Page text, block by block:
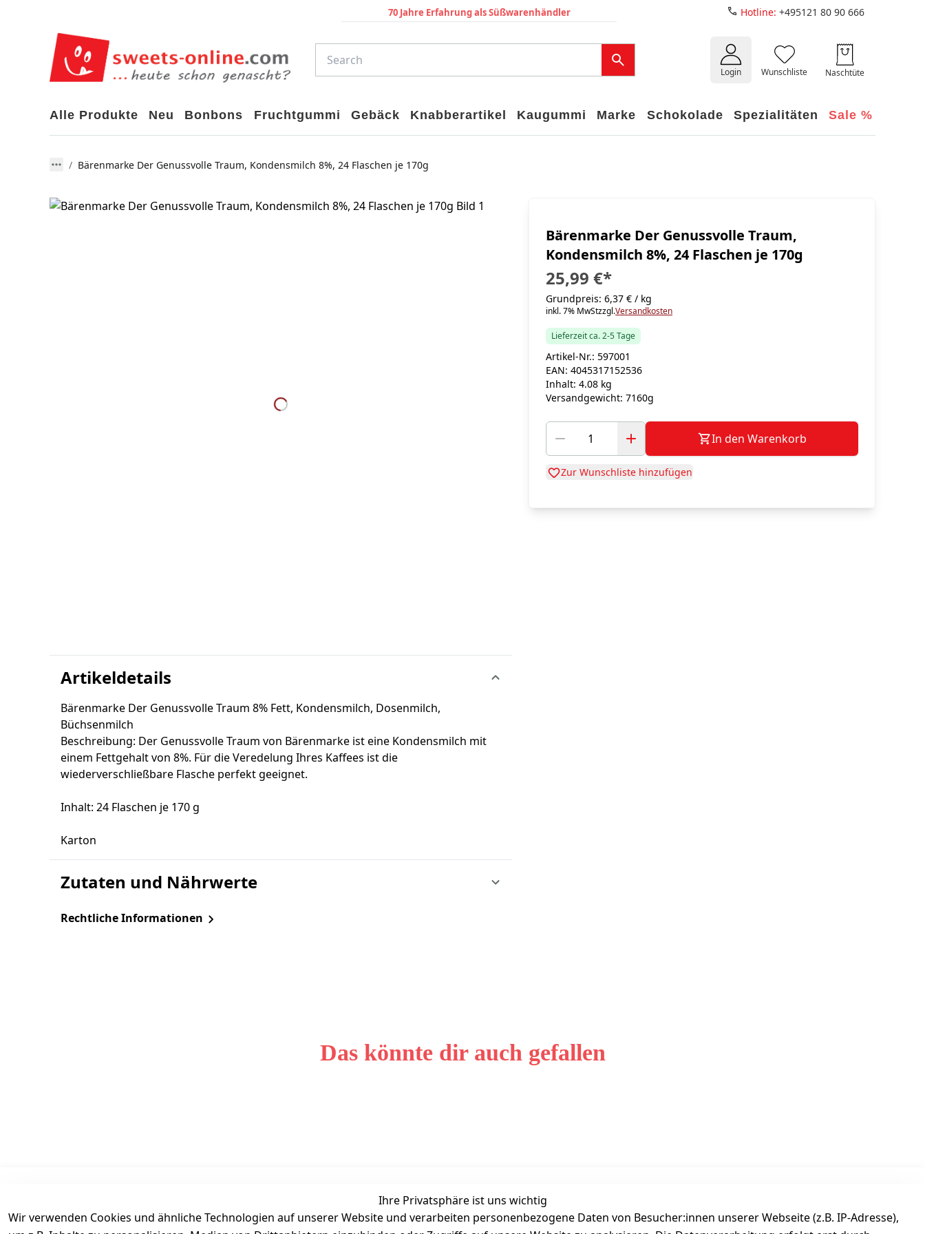
70 Jahre Erfahrung als Süßwarenhändler Hotline: +495121 80 90 666
Login Wunschliste Naschtüte
Alle Produkte Neu Bonbons Fruchtgummi Gebäck Knabberartikel Kaugummi Marke Schokolade Spezialitäten Sale %
Bärenmarke Der Genussvolle Traum, Kondensmilch 8%, 24 Flaschen je 170g
Bärenmarke Der Genussvolle Traum,
Kondensmilch 8%, 24 Flaschen je 170g
25,99 €*
Grundpreis: 6,37 € / kg
inkl. 7% MwStzzgl.Versandkosten
Lieferzeit ca. 2-5 Tage
Artikel-Nr.: 597001
EAN: 4045317152536
Inhalt: 4.08 kg
Versandgewicht: 7160g
In den Warenkorb
Zur Wunschliste hinzufügen
Artikeldetails
Bärenmarke Der Genussvolle Traum 8% Fett, Kondensmilch, Dosenmilch,
Büchsenmilch
Beschreibung: Der Genussvolle Traum von Bärenmarke ist eine Kondensmilch mit
einem Fettgehalt von 8%. Für die Veredelung Ihres Kaffees ist die
wiederverschließbare Flasche perfekt geeignet.
Inhalt: 24 Flaschen je 170 g
Karton
Zutaten und Nährwerte
Rechtliche Informationen
Das könnte dir auch gefallen
Ihre Privatsphäre ist uns wichtig
Wir verwenden Cookies und ähnliche Technologien auf unserer Website und verarbeiten personenbezogene Daten von Besucher:innen unserer Webseite (z.B. IP-Adresse),
Unternehmen